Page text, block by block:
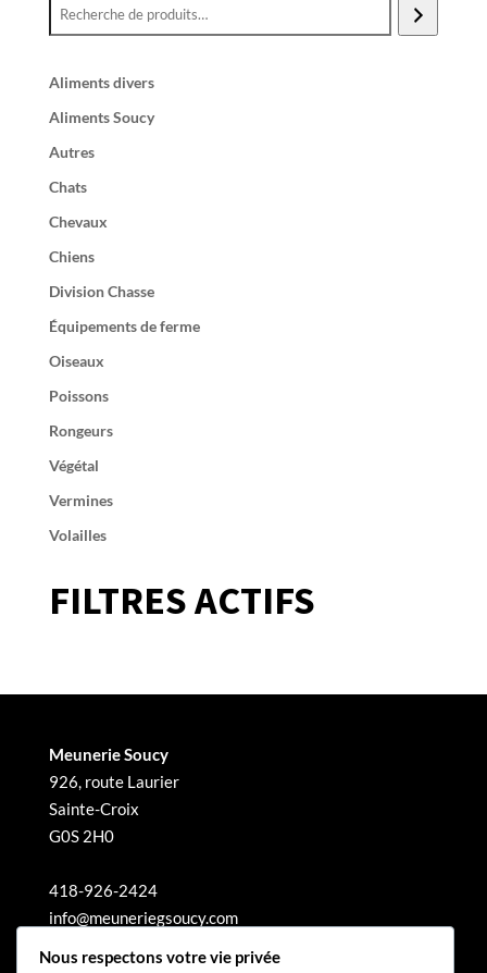
Aliments divers
Aliments Soucy
Autres
Chats
Chevaux
Chiens
Division Chasse
Équipements de ferme
Oiseaux
Poissons
Rongeurs
Végétal
Vermines
Volailles
FILTRES ACTIFS
Meunerie Soucy
926, route Laurier
Sainte-Croix
G0S 2H0
418-926-2424
info@meuneriegsoucy.com
Nous respectons votre vie privée